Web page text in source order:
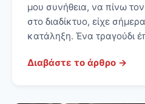
μου συνήθεια, να πίνω
στο διαδίκτυο, είχε
κατάληξη. Ένα τραγούδι
Διαβάστε το άρθρο →